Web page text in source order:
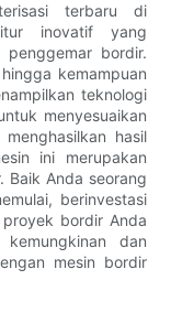
terbaru di
inovatif yang
bordir.
kemampuan
teknologi
menyesuaikan
hasil
ini merupakan
Baik Anda seorang
berinvestasi
bordir Anda
dan
mesin bordir